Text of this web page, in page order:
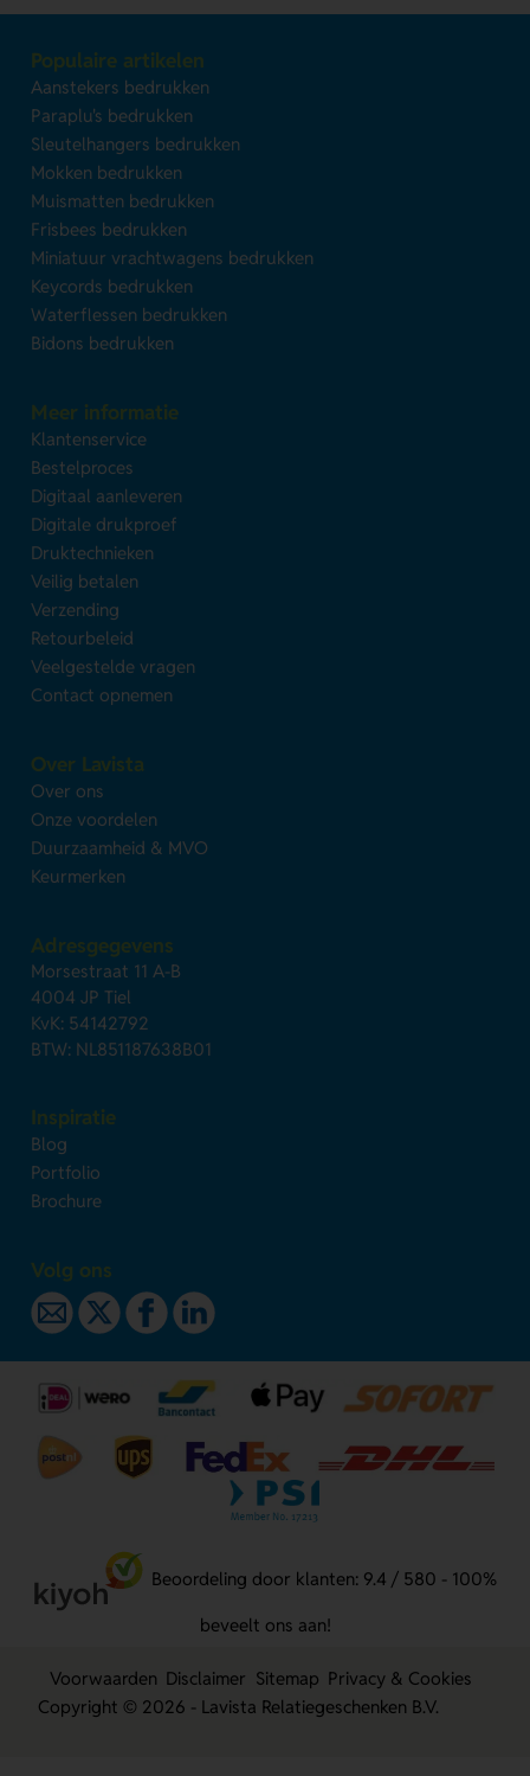
Populaire artikelen
Aanstekers bedrukken
Paraplu's bedrukken
Sleutelhangers bedrukken
Mokken bedrukken
Muismatten bedrukken
Frisbees bedrukken
Miniatuur vrachtwagens bedrukken
Keycords bedrukken
Waterflessen bedrukken
Bidons bedrukken
Meer informatie
Klantenservice
Bestelproces
Digitaal aanleveren
Digitale drukproef
Druktechnieken
Veilig betalen
Verzending
Retourbeleid
Veelgestelde vragen
Contact opnemen
Over Lavista
Over ons
Onze voordelen
Duurzaamheid & MVO
Keurmerken
Adresgegevens
Morsestraat 11 A-B
4004 JP Tiel
KvK: 54142792
BTW: NL851187638B01
Inspiratie
Blog
Portfolio
Brochure
Volg ons
Beoordeling door klanten: 9.4 / 580 - 100%
beveelt ons aan!
Voorwaarden Disclaimer Sitemap Privacy & Cookies
Copyright © 2026 - Lavista Relatiegeschenken B.V.